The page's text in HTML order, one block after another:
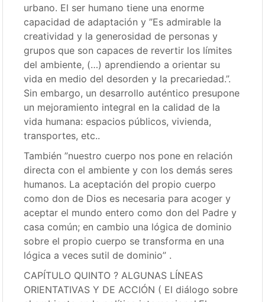
urbano. El ser humano tiene una enorme
capacidad de adaptación y ”Es admirable la
creatividad y la generosidad de personas y
grupos que son capaces de revertir los límites
del ambiente, (…) aprendiendo a orientar su
vida en medio del desorden y la precariedad.”.
Sin embargo, un desarrollo auténtico presupone
un mejoramiento integral en la calidad de la
vida humana: espacios públicos, vivienda,
transportes, etc..
También ”nuestro cuerpo nos pone en relación
directa con el ambiente y con los demás seres
humanos. La aceptación del propio cuerpo
como don de Dios es necesaria para acoger y
aceptar el mundo entero como don del Padre y
casa común; en cambio una lógica de dominio
sobre el propio cuerpo se transforma en una
lógica a veces sutil de dominio” .
CAPÍTULO QUINTO ? ALGUNAS LÍNEAS
ORIENTATIVAS Y DE ACCIÓN ( El diálogo sobre